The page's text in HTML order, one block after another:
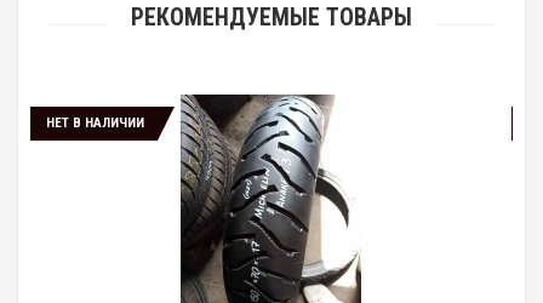
РЕКОМЕНДУЕМЫЕ ТОВАРЫ
НАЛИЧИИ